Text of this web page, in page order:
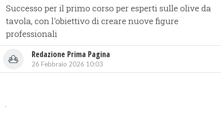
Successo per il primo corso per esperti sulle olive da
tavola, con l'obiettivo di creare nuove figure
professionali
Redazione Prima Pagina
26 Febbraio 2026 10:03
.